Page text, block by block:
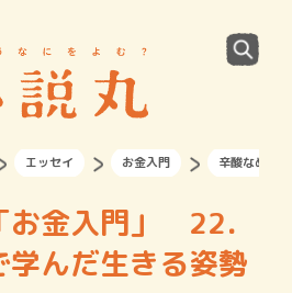
エッセイ お金入門 辛酸なめ子
お金入門」 22．
んだ生きる姿勢